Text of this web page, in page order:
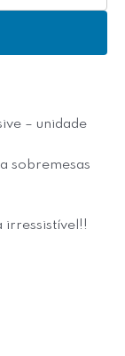
– unidade
sobremesas
irressistível!!